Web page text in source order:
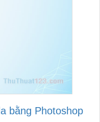
bằng Photoshop